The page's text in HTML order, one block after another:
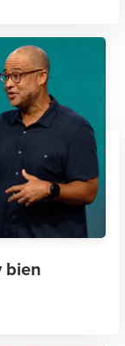
bien